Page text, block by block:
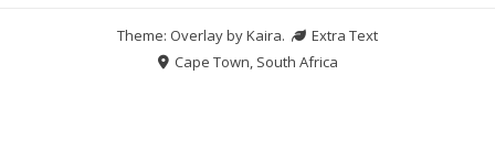
Theme: Overlay byKaira.
Extra Text
Cape Town, South Africa